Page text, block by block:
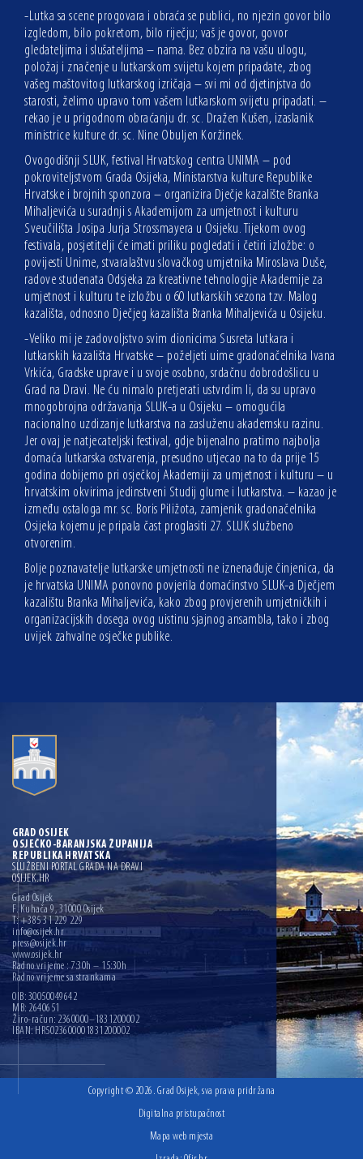
-Lutka sa scene progovara i obraća se publici, no njezin govor bilo
izgledom, bilo pokretom, bilo riječju; vaš je govor, govor
gledateljima i slušateljima – nama. Bez obzira na vašu ulogu,
položaj i značenje u lutkarskom svijetu kojem pripadate, zbog
vašeg maštovitog lutkarskog izričaja – svi mi od djetinjstva do
starosti, želimo upravo tom vašem lutkarskom svijetu pripadati. –
rekao je u prigodnom obraćanju dr. sc. Dražen Kušen, izaslanik
ministrice kulture dr. sc. Nine Obuljen Koržinek.
Ovogodišnji SLUK, festival Hrvatskog centra UNIMA – pod
pokroviteljstvom Grada Osijeka, Ministarstva kulture Republike
Hrvatske i brojnih sponzora – organizira Dječje kazalište Branka
Mihaljevića u suradnji s Akademijom za umjetnost i kulturu
Sveučilišta Josipa Jurja Strossmayera u Osijeku. Tijekom ovog
festivala, posjetitelji će imati priliku pogledati i četiri izložbe: o
povijesti Unime, stvaralaštvu slovačkog umjetnika Miroslava Duše,
radove studenata Odsjeka za kreativne tehnologije Akademije za
umjetnost i kulturu te izložbu o 60 lutkarskih sezona tzv. Malog
kazališta, odnosno Dječjeg kazališta Branka Mihaljevića u Osijeku.
-Veliko mi je zadovoljstvo svim dionicima Susreta lutkara i
lutkarskih kazališta Hrvatske – poželjeti uime gradonačelnika Ivana
Vrkića, Gradske uprave i u svoje osobno, srdačnu dobrodošlicu u
Grad na Dravi. Ne ću nimalo pretjerati ustvrdim li, da su upravo
mnogobrojna održavanja SLUK-a u Osijeku – omogućila
nacionalno uzdizanje lutkarstva na zasluženu akademsku razinu.
Jer ovaj je natjecateljski festival, gdje bijenalno pratimo najbolja
domaća lutkarska ostvarenja, presudno utjecao na to da prije 15
godina dobijemo pri osječkoj Akademiji za umjetnost i kulturu – u
hrvatskim okvirima jedinstveni Studij glume i lutkarstva. – kazao je
između ostaloga mr. sc. Boris Piližota, zamjenik gradonačelnika
Osijeka kojemu je pripala čast proglasiti 27. SLUK službeno
otvorenim.
Bolje poznavatelje lutkarske umjetnosti ne iznenađuje činjenica, da
je hrvatska UNIMA ponovno povjerila domaćinstvo SLUK-a Dječjem
kazalištu Branka Mihaljevića, kako zbog provjerenih umjetničkih i
organizacijskih dosega ovog uistinu sjajnog ansambla, tako i zbog
uvijek zahvalne osječke publike.
GRAD OSIJEK
OSJEČKO-BARANJSKA ŽUPANIJA
REPUBLIKA HRVATSKA
SLUŽBENI PORTAL GRADA NA DRAVI
OSIJEK.HR
Grad Osijek
F. Kuhača 9, 31000 Osijek
T: +385 31 229 229
info@osijek.hr
press@osijek.hr
www.osijek.hr
Radno vrijeme : 7:30h – 15:30h
Radno vrijeme sa strankama
OIB: 30050049642
MB: 2640651
Žiro-račun: 2360000–1831200002
IBAN: HR5023600001831200002
Copyright © 2026. Grad Osijek, sva prava pridržana
Digitalna pristupačnost
Mapa web mjesta